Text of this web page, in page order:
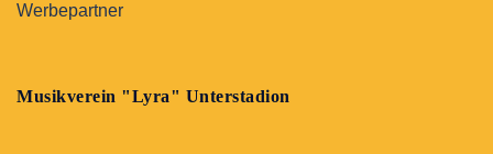
Werbepartner
Musikverein "Lyra" Unterstadion